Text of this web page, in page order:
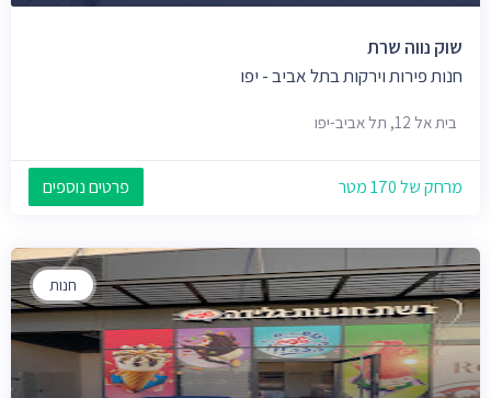
שוק נווה שרת
חנות פירות וירקות בתל אביב - יפו
בית אל 12, תל אביב-יפו
מרחק של 170 מטר פרטים נוספים
חנות